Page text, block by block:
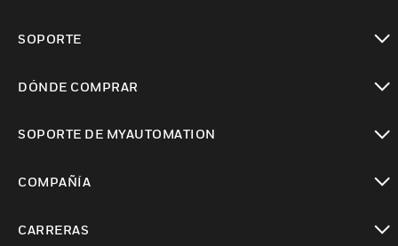
SOPORTE
DÓNDE COMPRAR
SOPORTE DE MYAUTOMATION
COMPAÑÍA
CARRERAS